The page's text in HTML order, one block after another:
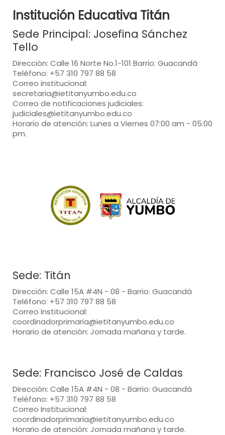
Institución Educativa Titán
Sede Principal: Josefina Sánchez
Tello
Dirección: Calle 16 Norte No.1-101 Barrio: Guacandá
Teléfono: +57 310 797 88 58
Correo institucional:
secretaria@ietitanyumbo.edu.co
Correo de notificaciones judiciales:
judiciales@ietitanyumbo.edu.co
Horario de atención: Lunes a Viernes 07:00 am - 05:00
pm.
Sede: Titán
Dirección: Calle 15A #4N - 08 - Barrio: Guacandá
Teléfono: +57 310 797 88 58
Correo Institucional:
coordinadorprimaria@ietitanyumbo.edu.co
Horario de atención: Jornada mañana y tarde.
Sede: Francisco José de Caldas
Dirección: Calle 15A #4N - 08 - Barrio: Guacandá
Teléfono: +57 310 797 88 58
Correo Institucional:
coordinadorprimaria@ietitanyumbo.edu.co
Horario de atención: Jornada mañana y tarde.